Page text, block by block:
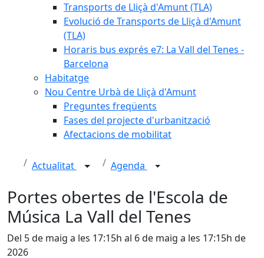
Transports de Lliçà d'Amunt (TLA)
Evolució de Transports de Lliçà d'Amunt
(TLA)
Horaris bus exprés e7: La Vall del Tenes -
Barcelona
Habitatge
Nou Centre Urbà de Lliçà d'Amunt
Preguntes freqüents
Fases del projecte d'urbanització
Afectacions de mobilitat
Actualitat Agenda
Portes obertes de l'Escola de
Música La Vall del Tenes
Del 5 de maig a les 17:15h al 6 de maig a les 17:15h de
2026